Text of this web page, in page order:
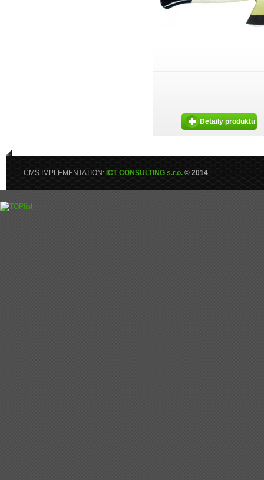
Detaily produktu
CMS IMPLEMENTATION: ICT CONSULTING s.r.o. © 2014